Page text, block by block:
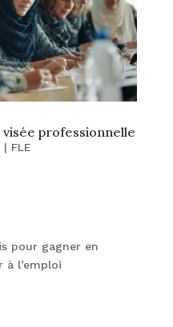
professionnelle
| FLE
pour gagner en
à l’emploi